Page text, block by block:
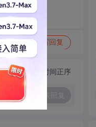
写回复
切换为时间正序